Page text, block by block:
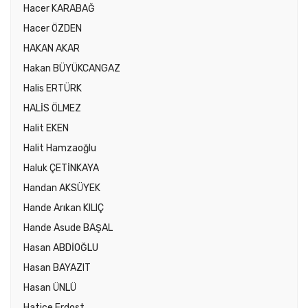
Hacer KARABAĞ
Hacer ÖZDEN
HAKAN AKAR
Hakan BÜYÜKCANGAZ
Halis ERTÜRK
HALİS ÖLMEZ
Halit EKEN
Halit Hamzaoğlu
Haluk ÇETİNKAYA
Handan AKSÜYEK
Hande Arıkan KILIÇ
Hande Asude BAŞAL
Hasan ABDİOĞLU
Hasan BAYAZIT
Hasan ÜNLÜ